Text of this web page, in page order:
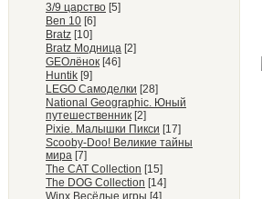
3/9 царство [5]
Ben 10 [6]
Bratz [10]
Bratz Модница [2]
GEOлёнок [46]
Huntik [9]
LEGO Самоделки [28]
National Geographic. Юный
путешественник [2]
Pixie. Малышки Пикси [17]
Scooby-Doo! Великие тайны
мира [7]
The CAT Collection [15]
The DOG Collection [14]
Winx Весёлые игры [4]